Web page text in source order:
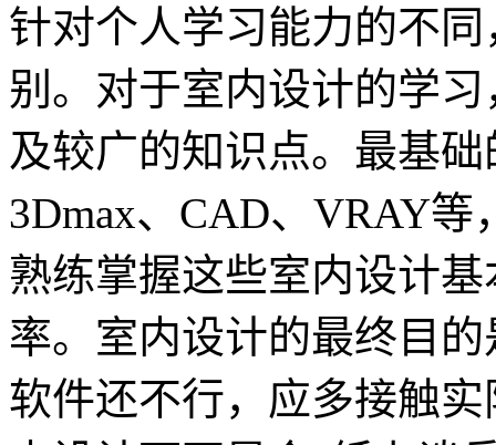
针对个人学习能力的不
别。对于室内设计的学
及较广的知识点。最基
3Dmax、CAD、VRAY等
熟练掌握这些室内设计
率。室内设计的最终目
软件还不行，应多接触